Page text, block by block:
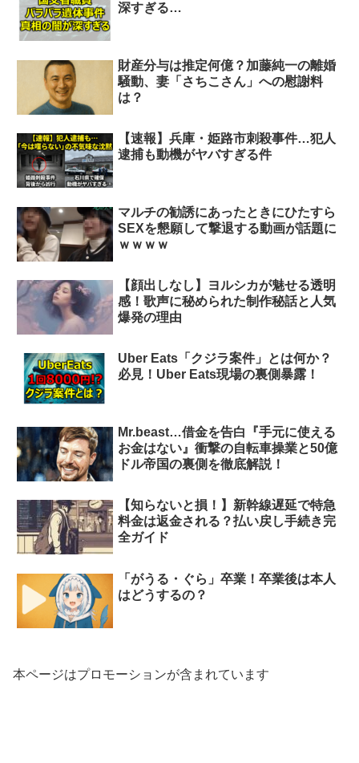
深すぎる…
財産分与は推定何億？加藤純一の離婚
騒動、妻「さちこさん」への慰謝料
は？
【速報】兵庫・姫路市刺殺事件…犯人
逮捕も動機がヤバすぎる件
マルチの勧誘にあったときにひたすら
SEXを懇願して撃退する動画が話題に
ｗｗｗｗ
【顔出しなし】ヨルシカが魅せる透明
感！歌声に秘められた制作秘話と人気
爆発の理由
Uber Eats「クジラ案件」とは何か？
必見！Uber Eats現場の裏側暴露！
Mr.beast…借金を告白『手元に使える
お金はない』衝撃の自転車操業と50億
ドル帝国の裏側を徹底解説！
【知らないと損！】新幹線遅延で特急
料金は返金される？払い戻し手続き完
全ガイド
「がうる・ぐら」卒業！卒業後は本人
はどうするの？
本ページはプロモーションが含まれています